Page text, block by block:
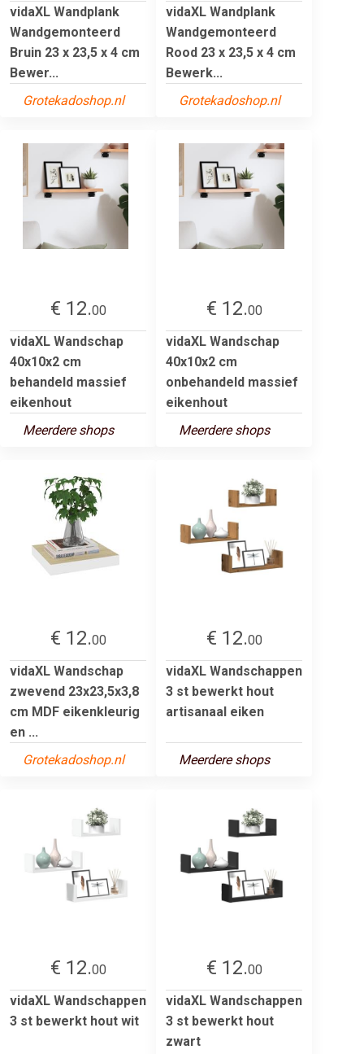
vidaXL Wandplank
Wandgemonteerd
Bruin 23 x 23,5 x 4 cm
Bewer...
Grotekadoshop.nl
vidaXL Wandplank
Wandgemonteerd
Rood 23 x 23,5 x 4 cm
Bewerk...
Grotekadoshop.nl
€ 12.00
vidaXL Wandschap
40x10x2 cm
behandeld massief
eikenhout
Meerdere shops
€ 12.00
vidaXL Wandschap
40x10x2 cm
onbehandeld massief
eikenhout
Meerdere shops
€ 12.00
vidaXL Wandschap
zwevend 23x23,5x3,8
cm MDF eikenkleurig
en ...
Grotekadoshop.nl
€ 12.00
vidaXL Wandschappen
3 st bewerkt hout
artisanaal eiken
Meerdere shops
€ 12.00
vidaXL Wandschappen
3 st bewerkt hout wit
€ 12.00
vidaXL Wandschappen
3 st bewerkt hout
zwart